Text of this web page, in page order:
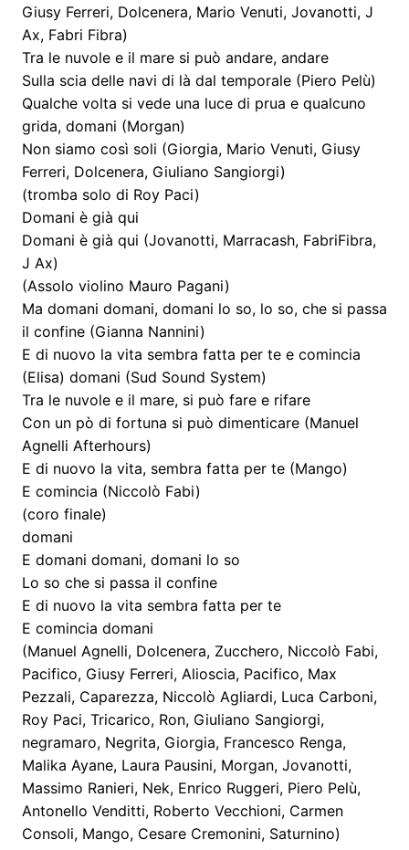
Giusy Ferreri, Dolcenera, Mario Venuti, Jovanotti, J
Ax, Fabri Fibra)
Tra le nuvole e il mare si può andare, andare
Sulla scia delle navi di là dal temporale (Piero Pelù)
Qualche volta si vede una luce di prua e qualcuno
grida, domani (Morgan)
Non siamo così soli (Giorgia, Mario Venuti, Giusy
Ferreri, Dolcenera, Giuliano Sangiorgi)
(tromba solo di Roy Paci)
Domani è già qui
Domani è già qui (Jovanotti, Marracash, FabriFibra,
J Ax)
(Assolo violino Mauro Pagani)
Ma domani domani, domani lo so, lo so, che si passa
il confine (Gianna Nannini)
E di nuovo la vita sembra fatta per te e comincia
(Elisa) domani (Sud Sound System)
Tra le nuvole e il mare, si può fare e rifare
Con un pò di fortuna si può dimenticare (Manuel
Agnelli Afterhours)
E di nuovo la vita, sembra fatta per te (Mango)
E comincia (Niccolò Fabi)
(coro finale)
domani
E domani domani, domani lo so
Lo so che si passa il confine
E di nuovo la vita sembra fatta per te
E comincia domani
(Manuel Agnelli, Dolcenera, Zucchero, Niccolò Fabi,
Pacifico, Giusy Ferreri, Alioscia, Pacifico, Max
Pezzali, Caparezza, Niccolò Agliardi, Luca Carboni,
Roy Paci, Tricarico, Ron, Giuliano Sangiorgi,
negramaro, Negrita, Giorgia, Francesco Renga,
Malika Ayane, Laura Pausini, Morgan, Jovanotti,
Massimo Ranieri, Nek, Enrico Ruggeri, Piero Pelù,
Antonello Venditti, Roberto Vecchioni, Carmen
Consoli, Mango, Cesare Cremonini, Saturnino)